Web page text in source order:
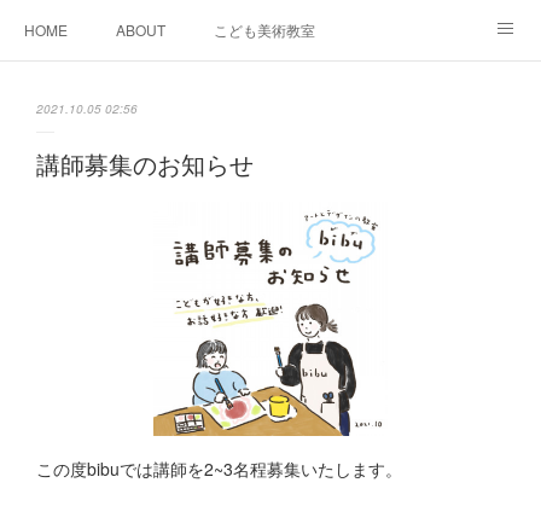
HOME ABOUT こども美術教室
2021.10.05 02:56
講師募集のお知らせ
この度bibuでは講師を2~3名程募集いたします。